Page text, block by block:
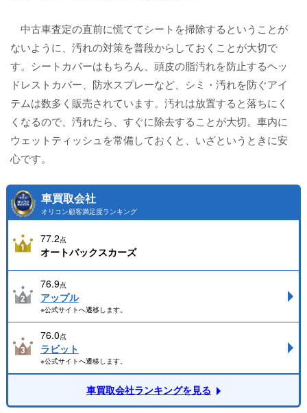
中古車査定の直前に慌ててシートを掃除するということが
ないように、汚れの対策を普段からしておくことが大切で
す。シートカバーはもちろん、頭皮の脂汚れを防止するヘッ
ドレストカバー、防水スプレーなど、シミ・汚れを防ぐアイ
テムは数多く販売されています。汚れは放置すると落ちにく
くなるので、汚れたら、すぐに除去することが大切。車内に
ウェットティッシュを常備しておくと、いざというときに安
心です。
車買取会社
オリコン顧客満足度ランキング
77.2点
オートバックスカーズ
76.9点
アップル
※公式サイトへ遷移します。
76.0点
ラビット
※公式サイトへ遷移します。
車買取会社ランキングを見る